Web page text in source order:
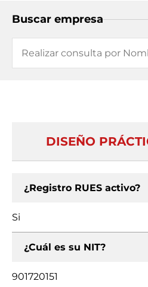
Buscar empresa
DISEÑO
¿Registro RUES activo?
Si
¿Cuál es su NIT?
901720151